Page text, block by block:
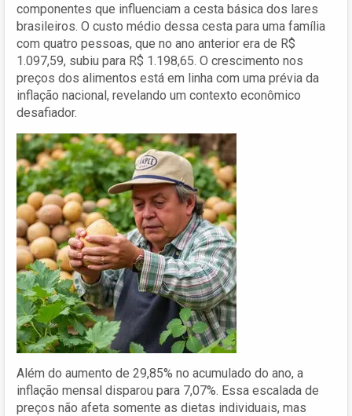
componentes que influenciam a cesta básica dos lares
brasileiros. O custo médio dessa cesta para uma família
com quatro pessoas, que no ano anterior era de R$
1.097,59, subiu para R$ 1.198,65. O crescimento nos
preços dos alimentos está em linha com uma prévia da
inflação nacional, revelando um contexto econômico
desafiador.
Além do aumento de 29,85% no acumulado do ano, a
inflação mensal disparou para 7,07%. Essa escalada de
preços não afeta somente as dietas individuais, mas